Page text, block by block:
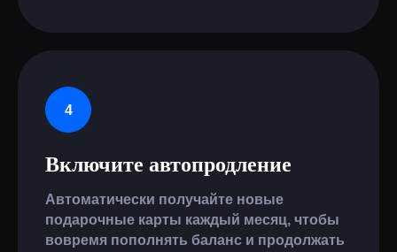
Включите автопродление
Автоматически получайте новые
подарочные карты каждый месяц, чтобы
вовремя пополнять баланс и продолжать